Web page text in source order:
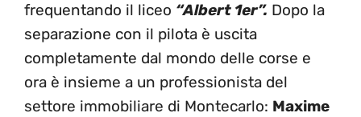
frequentando il liceo “Albert 1er”. Dopo la
separazione con il pilota è uscita
completamente dal mondo delle corse e
ora è insieme a un professionista del
settore immobiliare di Montecarlo: Maxime